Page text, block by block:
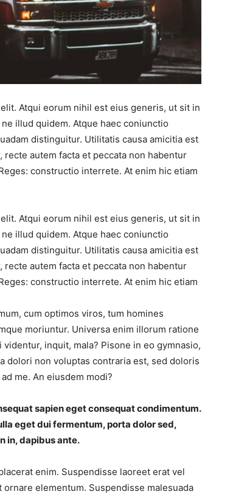
Atqui eorum nihil est eius generis, ut sit in
illud quidem. Atque haec coniunctio
distinguitur. Utilitatis causa amicitia est
autem facta et peccata non habentur
constructio interrete. At enim hic etiam
Atqui eorum nihil est eius generis, ut sit in
illud quidem. Atque haec coniunctio
distinguitur. Utilitatis causa amicitia est
autem facta et peccata non habentur
constructio interrete. At enim hic etiam
cum optimos viros, tum homines
moriuntur. Universa enim illorum ratione
inquit, mala? Pisone in eo gymnasio,
dolori non voluptas contraria est, sed doloris
me. An eiusdem modi?
sapien eget consequat condimentum.
eget dui fermentum, porta dolor sed,
in, dapibus ante.
enim. Suspendisse laoreet erat vel
elementum. Suspendisse malesuada